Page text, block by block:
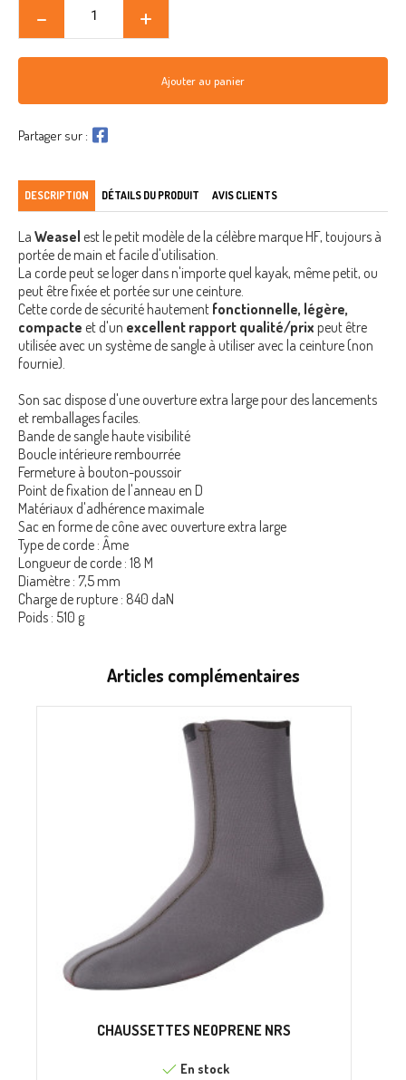
Articles complémentaires
CHAUSSETTES NEOPRENE NRS
En stock
DESCRIPTION DÉTAILS DU PRODUIT AVIS CLIENTS
La Weasel est le petit modèle de la célèbre marque HF, toujours à
portée de main et facile d'utilisation.
La corde peut se loger dans n'importe quel kayak, même petit, ou
peut être fixée et portée sur une ceinture.
Cette corde de sécurité hautement fonctionnelle, légère,
compacte et d'un excellent rapport qualité/prix peut être
utilisée avec un système de sangle à utiliser avec la ceinture (non
fournie).
Son sac dispose d'une ouverture extra large pour des lancements
et remballages faciles.
Bande de sangle haute visibilité
Boucle intérieure rembourrée
Fermeture à bouton-poussoir
Point de fixation de l'anneau en D
Matériaux d'adhérence maximale
Sac en forme de cône avec ouverture extra large
Type de corde : Âme
Longueur de corde : 18 M
Diamètre : 7,5 mm
Charge de rupture : 840 daN
Poids : 510 g
Ajouter au panier
Partager sur :